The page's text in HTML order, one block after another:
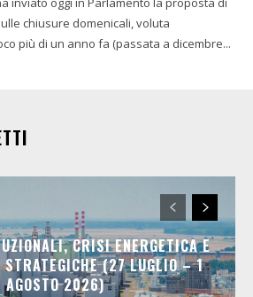
chiusure domenicali, voluta
più di un anno fa (passata a dicembre...
CRISI ENERGETICA E
STRATEGICHE (27 LUGLIO – 1
AGOSTO 2026)